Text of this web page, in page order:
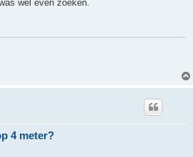
wel even zoeken.
4 meter?